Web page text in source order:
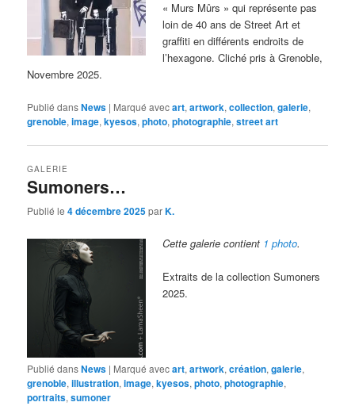
« Murs Mûrs » qui représente pas
loin de 40 ans de Street Art et
graffiti en différents endroits de
l’hexagone. Cliché pris à Grenoble,
Novembre 2025.
Publié dansNews | Marqué avecart,artwork,collection,galerie,
grenoble,image,kyesos,photo,photographie,street art
Sumoners…
GALERIE
Publié le4 décembre 2025parK.
Cette galerie contient 1 photo.
Extraits de la collection Sumoners
2025.
Publié dansNews | Marqué avecart,artwork,création,galerie,
grenoble,illustration,image,kyesos,photo,photographie,
portraits,sumoner